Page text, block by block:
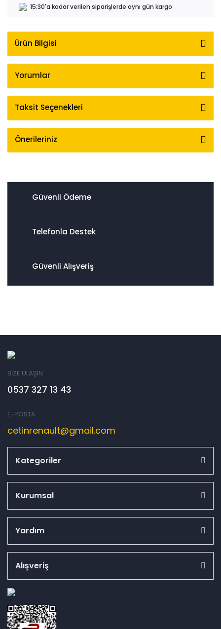
15:30'a kadar verilen siparişlerde aynı gün kargo
Ürün Bilgisi
Yorumlar
Taksit Seçenekleri
Önerileriniz
Güvenli Ödeme
Telefonla Destek
Güvenli Alışveriş
BİZE ULAŞIN
0537 327 13 43
E-POSTA
cetinrenault@gmail.com
Kategoriler
Kurumsal
Yardım
Alışveriş